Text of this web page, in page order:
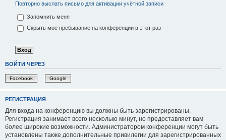
Повторно выслать письмо для активации учётной записи
Запомнить меня
Скрыть моё пребывание на конференции в этот раз
ВОЙТИ ЧЕРЕЗ
Facebook Google
РЕГИСТРАЦИЯ
Для входа на конференцию вы должны быть зарегистрированы.
Регистрация занимает всего несколько минут, но предоставляет вам
более широкие возможности. Администратором конференции могут быть
установлены также дополнительные привилегии для зарегистрированных